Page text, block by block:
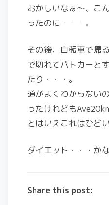
おかしいなぁ〜、こ
ったのに・・・。
その後、自転車で帰
で切れてパトカーと
たり・・・。
道がよくわからない
ったけれども
とはいえこれはひどい
ダイエット・・・か
Share this post: